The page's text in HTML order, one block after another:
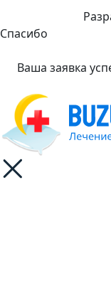
Спасибо
Ваша заявка